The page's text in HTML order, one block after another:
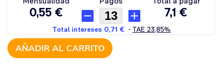
AÑADIR AL CARRITO